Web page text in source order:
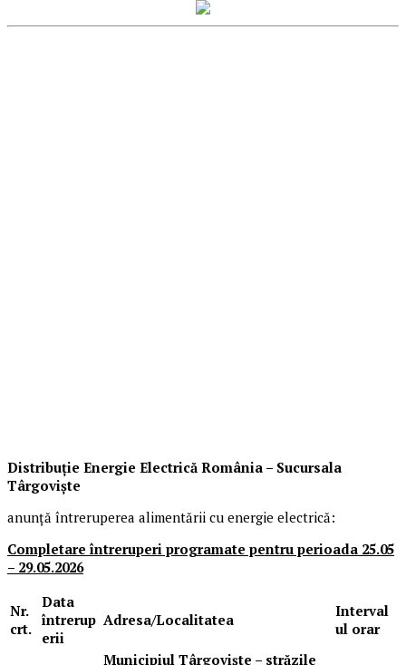
Distribuție Energie Electrică România – Sucursala
Târgoviște
anunță întreruperea alimentării cu energie electrică:
Completare întreruperi programate pentru perioada 25.05
– 29.05.2026
Nr.
crt.
Data
întrerup
erii
Adresa/Localitatea
Interval
ul orar
Municipiul Târgoviște – străzile